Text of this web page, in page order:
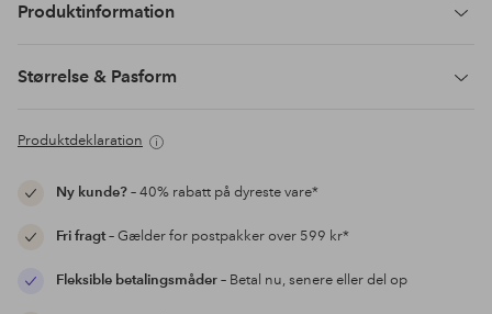
Produktinformation
Størrelse & Pasform
Produktdeklaration
Ny kunde?– 40% rabatt på dyreste vare*
Fri fragt– Gælder for postpakker over 599 kr*
Fleksible betalingsmåder– Betal nu, senere eller del op